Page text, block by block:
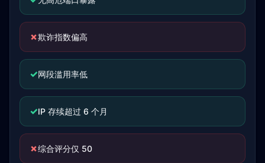
✗欺诈指数偏高
✓网段滥用率低
✓IP 存续超过 6 个月
✗综合评分仅 50